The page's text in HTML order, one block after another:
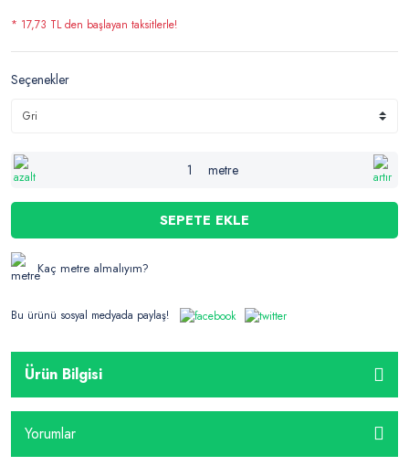
* 17,73 TL den başlayan taksitlerle!
Seçenekler
metre
SEPETE EKLE
Kaç metre almalıyım?
Bu ürünü sosyal medyada paylaş!
Ürün Bilgisi
Yorumlar